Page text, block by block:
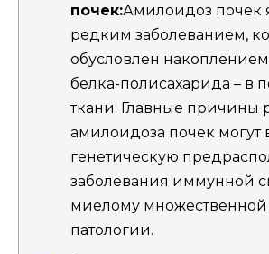
почек:Амилоидоз почек
редким заболеванием,
обусловлен
белка-полисахарида – в
ткани. Главные причины
амилоидоза почек могут
генетическую
заболевания иммунной
миелому
патологии.